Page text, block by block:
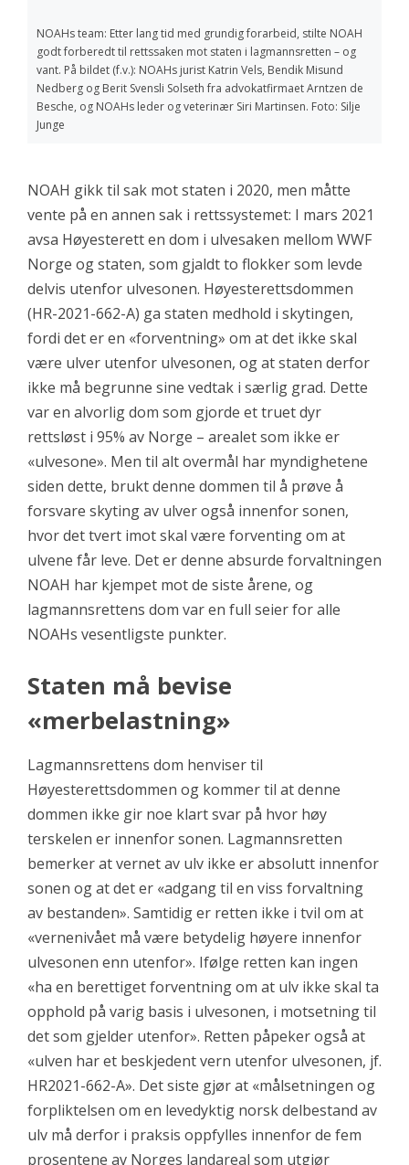
NOAHs team: Etter lang tid med grundig forarbeid, stilte NOAH
godt forberedt til rettssaken mot staten i lagmannsretten – og
vant. På bildet (f.v.): NOAHs jurist Katrin Vels, Bendik Misund
Nedberg og Berit Svensli Solseth fra advokatfirmaet Arntzen de
Besche, og NOAHs leder og veterinær Siri Martinsen. Foto: Silje
Junge
NOAH gikk til sak mot staten i 2020, men måtte
vente på en annen sak i rettssystemet: I mars 2021
avsa Høyesterett en dom i ulvesaken mellom WWF
Norge og staten, som gjaldt to flokker som levde
delvis utenfor ulvesonen. Høyesterettsdommen
(HR-2021-662-A) ga staten medhold i skytingen,
fordi det er en «forventning» om at det ikke skal
være ulver utenfor ulvesonen, og at staten derfor
ikke må begrunne sine vedtak i særlig grad. Dette
var en alvorlig dom som gjorde et truet dyr
rettsløst i 95% av Norge – arealet som ikke er
«ulvesone». Men til alt overmål har myndighetene
siden dette, brukt denne dommen til å prøve å
forsvare skyting av ulver også innenfor sonen,
hvor det tvert imot skal være forventing om at
ulvene får leve. Det er denne absurde forvaltningen
NOAH har kjempet mot de siste årene, og
lagmannsrettens dom var en full seier for alle
NOAHs vesentligste punkter.
Staten må bevise
«merbelastning»
Lagmannsrettens dom henviser til
Høyesterettsdommen og kommer til at denne
dommen ikke gir noe klart svar på hvor høy
terskelen er innenfor sonen. Lagmannsretten
bemerker at vernet av ulv ikke er absolutt innenfor
sonen og at det er «adgang til en viss forvaltning
av bestanden». Samtidig er retten ikke i tvil om at
«vernenivået må være betydelig høyere innenfor
ulvesonen enn utenfor». Ifølge retten kan ingen
«ha en berettiget forventning om at ulv ikke skal ta
opphold på varig basis i ulvesonen, i motsetning til
det som gjelder utenfor». Retten påpeker også at
«ulven har et beskjedent vern utenfor ulvesonen, jf.
HR2021-662-A». Det siste gjør at «målsetningen og
forpliktelsen om en levedyktig norsk delbestand av
ulv må derfor i praksis oppfylles innenfor de fem
prosentene av Norges landareal som utgjør